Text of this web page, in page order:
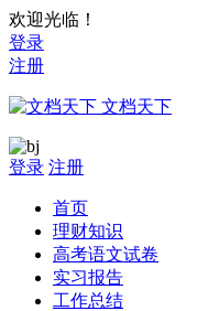
欢迎光临！
登录
注册
文档天下
登录 注册
首页
理财知识
高考语文试卷
实习报告
工作总结